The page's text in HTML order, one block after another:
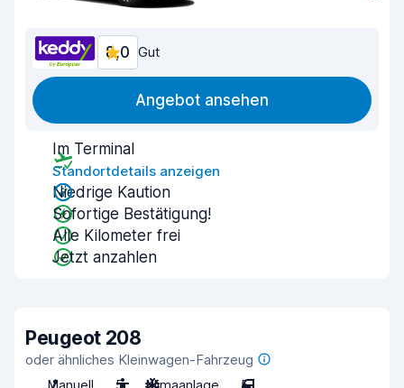
8,0 Gut
Angebot ansehen
Im Terminal
Standortdetails anzeigen
Niedrige Kaution
Sofortige Bestätigung!
Alle Kilometer frei
Jetzt anzahlen
Peugeot 208
oder ähnliches Kleinwagen-Fahrzeug